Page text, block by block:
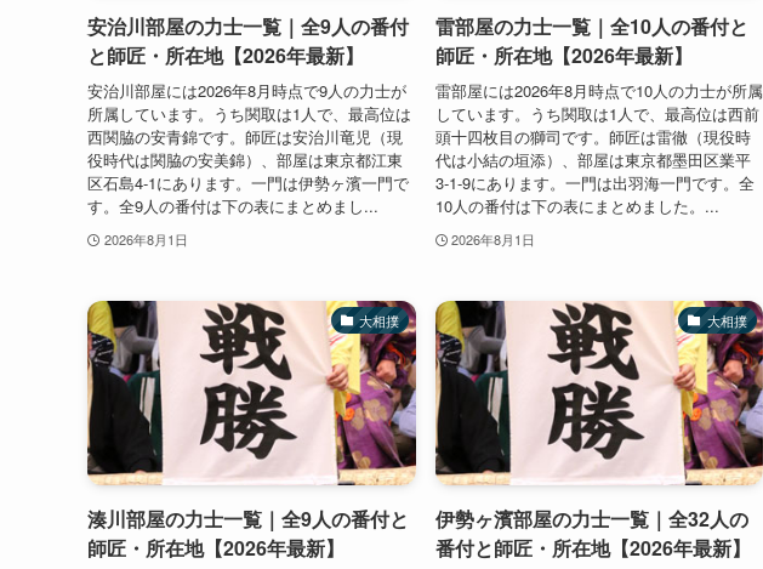
安治川部屋の力士一覧｜全9人の番付
と師匠・所在地【2026年最新】
安治川部屋には2026年8月時点で9人の力士が
所属しています。うち関取は1人で、最高位は
西関脇の安青錦です。師匠は安治川竜児（現
役時代は関脇の安美錦）、部屋は東京都江東
区石島4-1にあります。一門は伊勢ヶ濱一門で
す。全9人の番付は下の表にまとめまし...
2026年8月1日
雷部屋の力士一覧｜全10人の番付と
師匠・所在地【2026年最新】
雷部屋には2026年8月時点で10人の力士が所属
しています。うち関取は1人で、最高位は西前
頭十四枚目の獅司です。師匠は雷徹（現役時
代は小結の垣添）、部屋は東京都墨田区業平
3-1-9にあります。一門は出羽海一門です。全
10人の番付は下の表にまとめました。...
2026年8月1日
大相撲
湊川部屋の力士一覧｜全9人の番付と
師匠・所在地【2026年最新】
大相撲
伊勢ヶ濱部屋の力士一覧｜全32人の
番付と師匠・所在地【2026年最新】